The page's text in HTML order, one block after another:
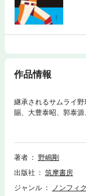
作品情報
継承されるサムライ
賜、大豊泰昭、郭泰
章、渡辺久信、石井
から日本へ名選手た
日本占領下の台湾が
校が初出場ながら準優
らおよそ一〇〇年。戦
台湾だが、野球を通
著者
野嶋剛
出版社
筑摩書房
ジャンル
ノンフィ